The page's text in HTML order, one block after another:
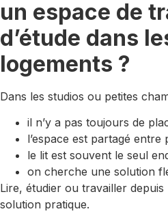
un espace de
d’étude dans
logements ?
Dans les studios ou petites
il n’y a pas toujours de
l’espace est partagé entre
le lit est souvent le seul
on cherche une solution
Lire, étudier ou travailler
solution pratique.